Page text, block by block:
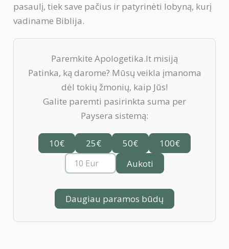
pasaulį, tiek save pačius ir patyrinėti lobyną, kurį
vadiname Biblija.
Paremkite Apologetika.lt misiją
Patinka, ką darome? Mūsų veikla įmanoma
dėl tokių žmonių, kaip Jūs!
Galite paremti pasirinkta suma per
Paysera sistemą:
10€ 25€ 50€
100€
Aukoti
Daugiau paramos būdų